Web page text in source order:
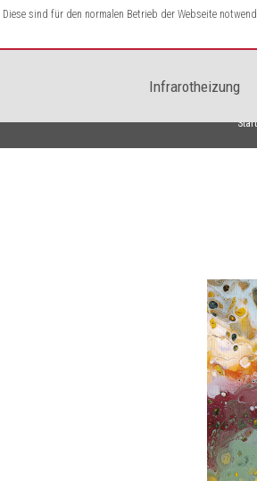
sind für den normalen Betrieb der Webseite
Infrarotheizung